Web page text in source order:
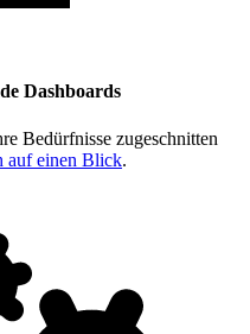
Dashboards
Bedürfnisse zugeschnitten
auf einen Blick.